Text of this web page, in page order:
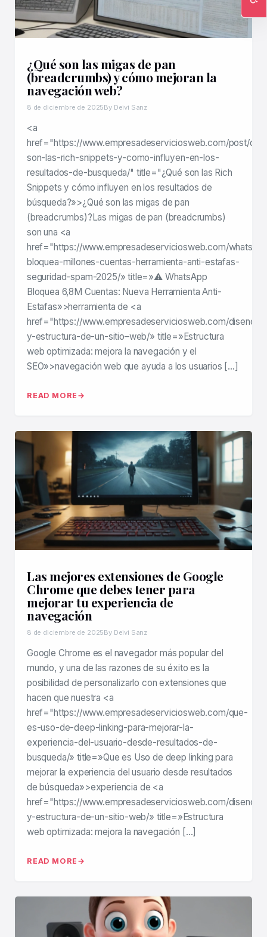
¿Qué son las migas de pan
(breadcrumbs) y cómo mejoran la
navegación web?
8 de diciembre de 2025By Deivi Sanz
<a
href="https://www.empresadeserviciosweb.com/post/
son-las-rich-snippets-y-como-influyen-en-los-
resultados-de-busqueda/" title="¿Qué son las Rich
Snippets y cómo influyen en los resultados de
búsqueda?»>¿Qué son las migas de pan
(breadcrumbs)?Las migas de pan (breadcrumbs)
son una <a
href="https://www.empresadeserviciosweb.com/
bloquea-millones-cuentas-herramienta-anti-estafas-
seguridad-spam-2025/» title=»⚠️ WhatsApp
Bloquea 6,8M Cuentas: Nueva Herramienta Anti-
Estafas»>herramienta de <a
href="https://www.empresadeserviciosweb.com/diseno-
y-estructura-de-un-sitio–web/» title=»Estructura
web optimizada: mejora la navegación y el
SEO»>navegación web que ayuda a los usuarios […]
READ MORE
Las mejores extensiones de Google
Chrome que debes tener para
mejorar tu experiencia de
navegación
8 de diciembre de 2025By Deivi Sanz
Google Chrome es el navegador más popular del
mundo, y una de las razones de su éxito es la
posibilidad de personalizarlo con extensiones que
hacen que nuestra <a
href="https://www.empresadeserviciosweb.com/que-
es-uso-de-deep-linking-para-mejorar-la-
experiencia-del-usuario-desde-resultados-de-
busqueda/» title=»Que es Uso de deep linking para
mejorar la experiencia del usuario desde resultados
de búsqueda»>experiencia de <a
href="https://www.empresadeserviciosweb.com/diseno-
y-estructura-de-un-sitio-web/» title=»Estructura
web optimizada: mejora la navegación […]
READ MORE